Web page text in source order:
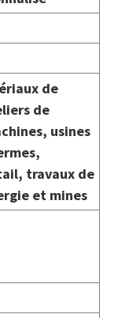
de
de
usines
travaux de
et mines